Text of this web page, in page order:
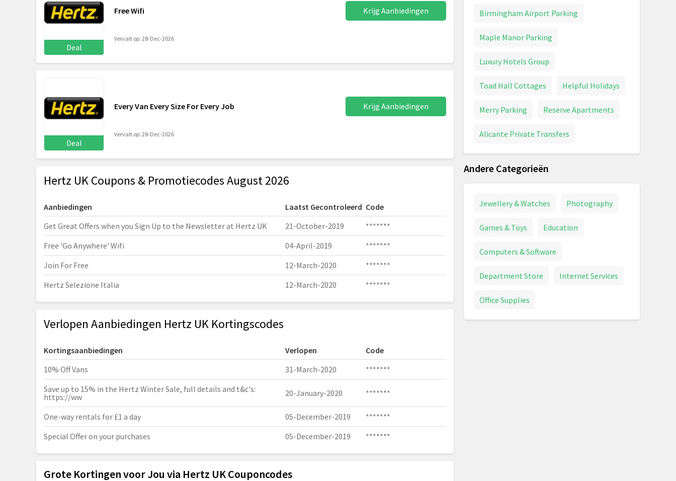
Deal
Free Wifi Krijg Aanbiedingen
Vervalt op: 28-Dec-2026
Deal
Every Van Every Size For Every Job Krijg Aanbiedingen
Vervalt op: 28-Dec-2026
Hertz UK Coupons & Promotiecodes August 2026
Aanbiedingen Laatst Gecontroleerd Code
Get Great Offers when you Sign Up to the Newsletter at Hertz UK
21-October-2019
*******
Free 'Go Anywhere' Wifi
04-April-2019
*******
Join For Free
12-March-2020
*******
Hertz Selezione Italia
12-March-2020 *******
Verlopen Aanbiedingen Hertz UK Kortingscodes
Kortingsaanbiedingen Verlopen
Code
10% Off Vans
31-March-2020
*******
Save up to 15% in the Hertz Winter Sale, full details and t&c's:
https://ww
20-January-2020 *******
One-way rentals for £1 a day 05-December-2019
*******
Special Offer on your purchases
05-December-2019 *******
Grote Kortingen voor Jou via Hertz UK Couponcodes
Birmingham Airport Parking
Maple Manor Parking
Luxury Hotels Group
Toad Hall Cottages Helpful Holidays
Merry Parking Reserve Apartments
Alicante Private Transfers
Andere Categorieën
Jewellery & Watches Photography
Games & Toys Education
Computers & Software
Department Store Internet Services
Office Supplies